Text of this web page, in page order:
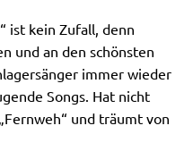
ist kein Zufall, denn
und an den schönsten
immer wieder
Songs. Hat nicht
und träumt von